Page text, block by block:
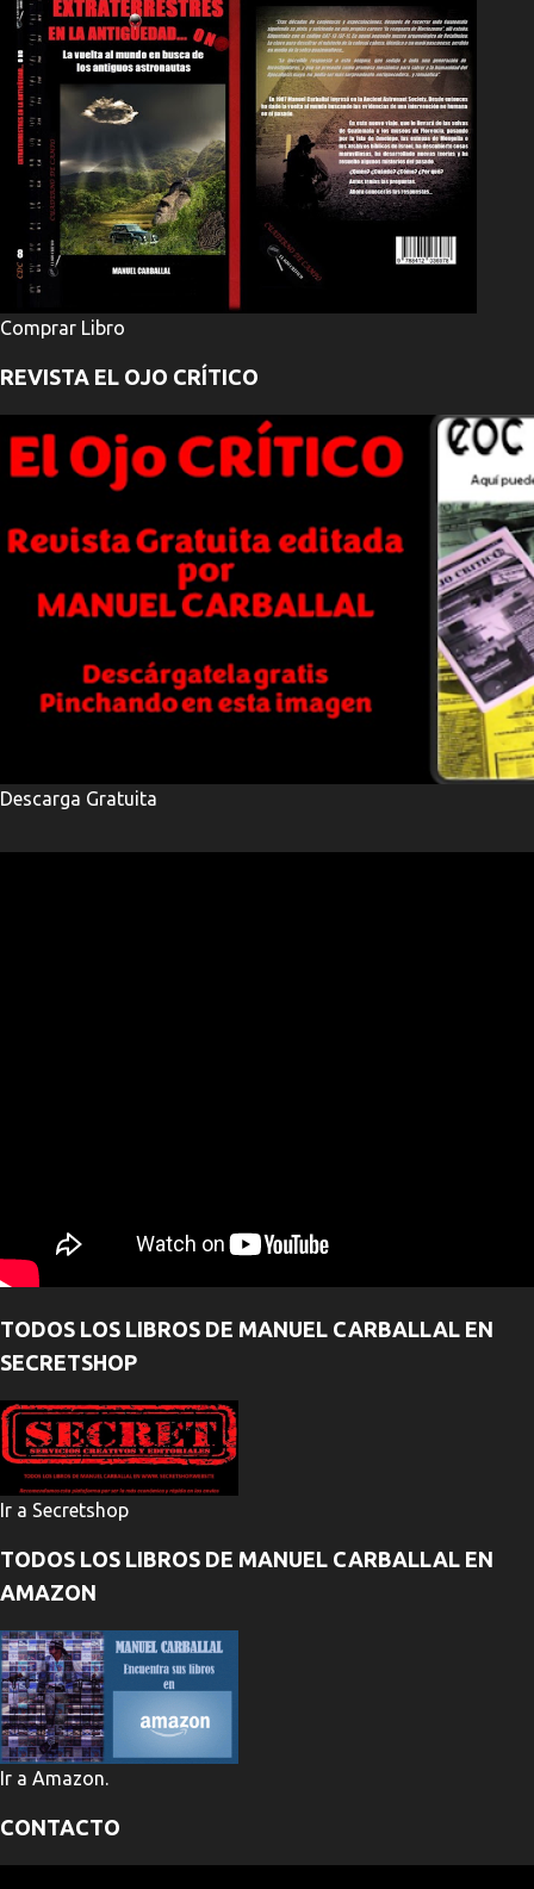
Comprar Libro
REVISTA EL OJO CRÍTICO
Descarga Gratuita
TODOS LOS LIBROS DE MANUEL CARBALLAL EN
SECRETSHOP
Ir a Secretshop
TODOS LOS LIBROS DE MANUEL CARBALLAL EN
AMAZON
Ir a Amazon.
CONTACTO